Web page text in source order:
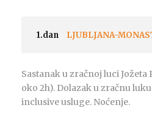
1.dan LJUBLJANA-
Sastanak u zračnoj luci
oko 2h). Dolazak u zračnu
inclusive usluge. Noćenje.